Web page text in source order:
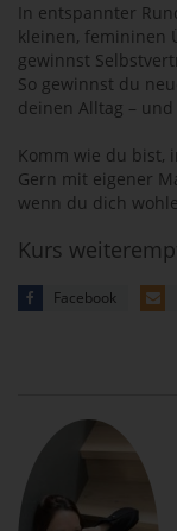
In entspannter
kleinen, femininen
gewinnst
So gewinnst du
deinen Alltag –
Komm wie du bist,
Gern mit eigener
wenn du dich
Kurs
Facebook